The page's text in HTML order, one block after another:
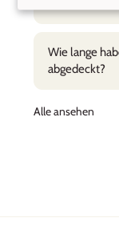
Wie lange
abgedeckt?
Alle ansehen